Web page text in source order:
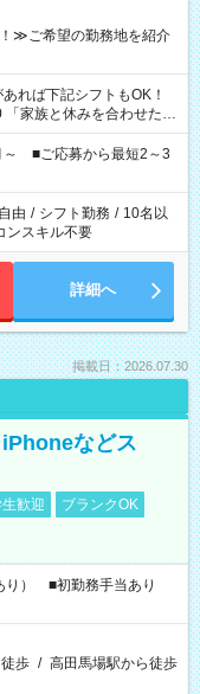
≫ご希望の勤務地を紹介
い」 「できれば残業はし
※Wワーク希望
時間と、もう1つのお仕事
場合は応募できません。
～ ■ご応募から最短2～3
由 / シフト勤務 / 10名以
ンスキル不要
詳細へ
掲載日：2026.07.30
iPhoneなどス
歓迎
ブランクOK
り） ■初勤務手当あり
歩 / 高田馬場駅から徒歩